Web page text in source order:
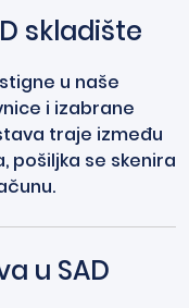
skladište
u naše
i izabrane
traje između
pošiljka se skenira
u SAD